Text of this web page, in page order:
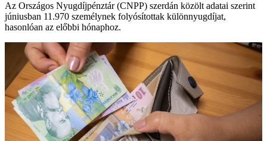
Az Országos Nyugdíjpénztár (CNPP) szerdán közölt adatai szerint
júniusban 11.970 személynek folyósítottak különnyugdíjat,
hasonlóan az előbbi hónaphoz.